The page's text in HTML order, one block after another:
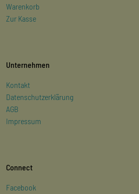
Warenkorb
Zur Kasse
Unternehmen
Kontakt
Datenschutzerklärung
AGB
Impressum
Connect
Facebook